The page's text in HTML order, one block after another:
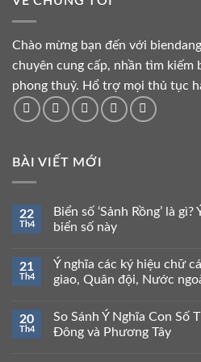
Chào mừng bạn đến với
chuyên cung cấp, nhần tìm kiếm
phong thuỷ. Hổ trợ mọi thủ tục
BÀI VIẾT MỚI
22
Th4
Biển số ‘Sảnh Rồng’ là
biển số này
21
Th4
Ý nghĩa các ký hiệu chữ
giao, Quân đội, Nước
20
Th4
So Sánh Ý Nghĩa Con Số
Đông và Phương Tây